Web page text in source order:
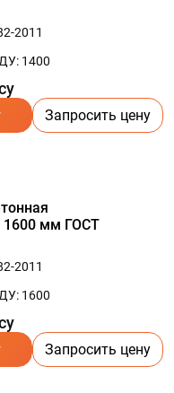
2011
1400
Запросить цену
1600 мм ГОСТ
2011
1600
Запросить цену